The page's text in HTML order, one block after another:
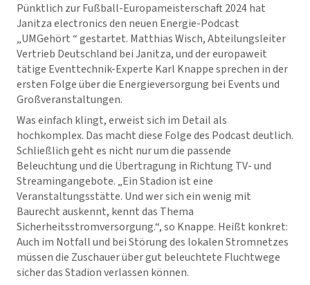
Pünktlich zur Fußball-Europameisterschaft 2024 hat
Janitza electronics den neuen Energie-Podcast
„UMGehört “ gestartet. Matthias Wisch, Abteilungsleiter
Vertrieb Deutschland bei Janitza, und der europaweit
tätige Eventtechnik-Experte Karl Knappe sprechen in der
ersten Folge über die Energieversorgung bei Events und
Großveranstaltungen.
Was einfach klingt, erweist sich im Detail als
hochkomplex. Das macht diese Folge des Podcast deutlich.
Schließlich geht es nicht nur um die passende
Beleuchtung und die Übertragung in Richtung TV- und
Streamingangebote. „Ein Stadion ist eine
Veranstaltungsstätte. Und wer sich ein wenig mit
Baurecht auskennt, kennt das Thema
Sicherheitsstromversorgung.“, so Knappe. Heißt konkret:
Auch im Notfall und bei Störung des lokalen Stromnetzes
müssen die Zuschauer über gut beleuchtete Fluchtwege
sicher das Stadion verlassen können.